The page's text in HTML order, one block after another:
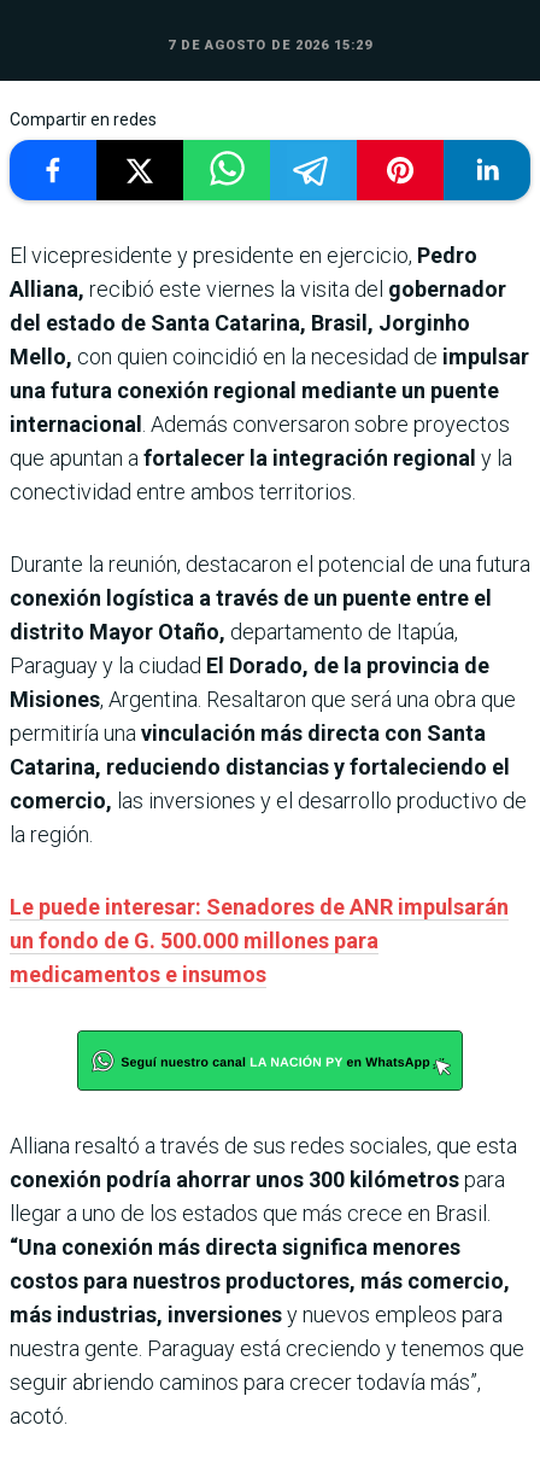
7 DE AGOSTO DE 2026 15:29
Compartir en redes
El vicepresidente y presidente en ejercicio, Pedro
Alliana, recibió este viernes la visita del gobernador
del estado de Santa Catarina, Brasil, Jorginho
Mello, con quien coincidió en la necesidad de impulsar
una futura conexión regional mediante un puente
internacional . Además conversaron sobre proyectos
que apuntan a fortalecer la integración regional y la
conectividad entre ambos territorios.
Durante la reunión, destacaron el potencial de una futura
conexión logística a través de un puente entre el
distrito Mayor Otaño, departamento de Itapúa,
Paraguay y la ciudad El Dorado, de la provincia de
Misiones, Argentina. Resaltaron que será una obra que
permitiría una vinculación más directa con Santa
Catarina, reduciendo distancias y fortaleciendo el
comercio, las inversiones y el desarrollo productivo de
la región.
Le puede interesar: Senadores de ANR impulsarán
un fondo de G. 500.000 millones para
medicamentos e insumos
Alliana resaltó a través de sus redes sociales, que esta
conexión podría ahorrar unos 300 kilómetrospara
llegar a uno de los estados que más crece en Brasil.
“Una conexión más directa significa menores
costos para nuestros productores, más comercio,
más industrias, inversionesy nuevos empleos para
nuestra gente. Paraguay está creciendo y tenemos que
seguir abriendo caminos para crecer todavía más”,
acotó.